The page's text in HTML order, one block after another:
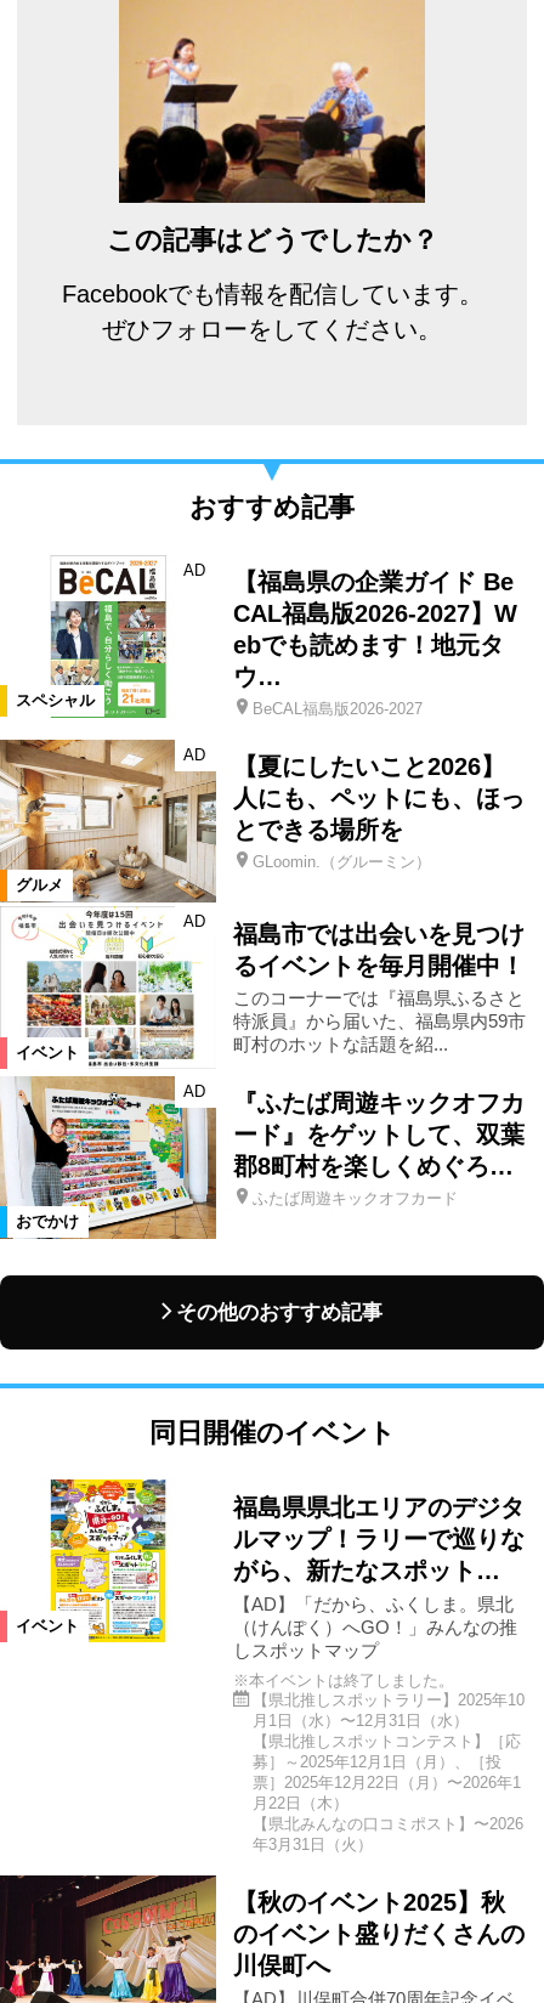
この記事はどうでしたか？
Facebookでも情報を配信しています。
ぜひフォローをしてください。
おすすめ記事
スペシャル
AD
【福島県の企業ガイド Be
CAL福島版2026-2027】W
ebでも読めます！地元タ
ウ…
BeCAL福島版2026-2027
グルメ
AD
【夏にしたいこと2026】
人にも、ペットにも、ほっ
とできる場所を
GLoomin.（グルーミン）
イベント
AD
福島市では出会いを見つけ
るイベントを毎月開催中！
このコーナーでは『福島県ふるさと
特派員』から届いた、福島県内59市
町村のホットな話題を紹...
おでかけ
AD
『ふたば周遊キックオフカ
ード』をゲットして、双葉
郡8町村を楽しくめぐろ…
ふたば周遊キックオフカード
その他のおすすめ記事
同日開催のイベント
イベント
福島県県北エリアのデジタ
ルマップ！ラリーで巡りな
がら、新たなスポット…
【AD】「だから、ふくしま。県北
（けんぽく）へGO！」みんなの推
しスポットマップ
※本イベントは終了しました。
【県北推しスポットラリー】2025年10
月1日（水）〜12月31日（水）
【県北推しスポットコンテスト】［応
募］～2025年12月1日（月）、［投
票］2025年12月22日（月）〜2026年1
月22日（木）
【県北みんなの口コミポスト】〜2026
年3月31日（火）
【秋のイベント2025】秋
のイベント盛りだくさんの
川俣町へ
【AD】川俣町合併70周年記念イベ